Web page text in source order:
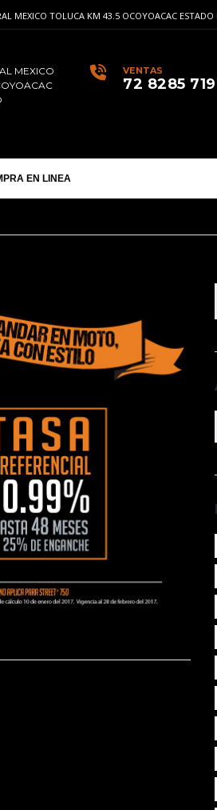
MEXICO TOLUCA KM 43.5 OCOYOACAC ESTADO
VENTAS
72 8285
MEXICO
EN LINEA